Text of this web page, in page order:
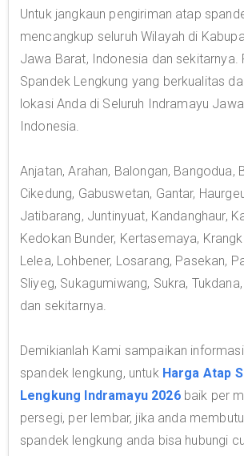
Untuk jangkaun pengiriman atap
mencangkup seluruh Wilayah di
Jawa Barat, Indonesia dan sekitarnya.
Spandek Lengkung yang berkualitas
lokasi Anda di Seluruh Indramayu
Indonesia.
Anjatan, Arahan, Balongan, Bangodua,
Cikedung, Gabuswetan, Gantar,
Jatibarang, Juntinyuat, Kandanghaur,
Kedokan Bunder, Kertasemaya,
Lelea, Lohbener, Losarang, Pasekan,
Sliyeg, Sukagumiwang, Sukra,
dan sekitarnya.
Demikianlah Kami sampaikan
spandek lengkung, untuk Harga Atap
Lengkung Indramayu 2026baik per
persegi, per lembar, jika anda
spandek lengkung anda bisa hubungi